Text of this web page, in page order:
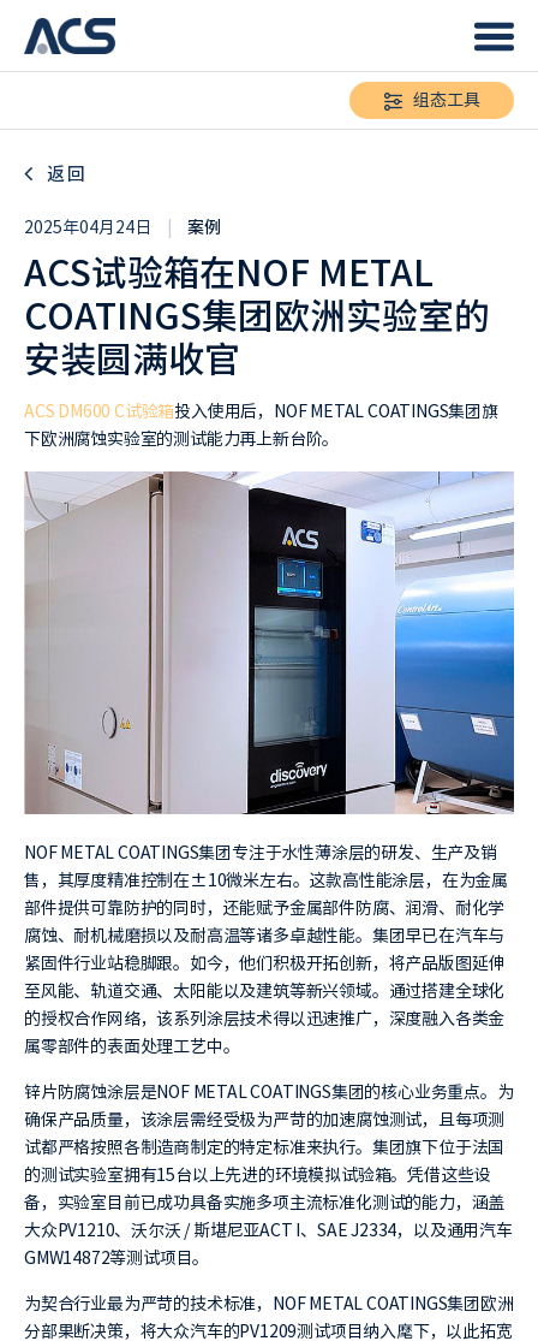
组态工具
返回
2025年04月24日 案例
ACS试验箱在NOF METAL
COATINGS集团欧洲实验室的
安装圆满收官
ACS DM600 C试验箱投入使用后，NOF METAL COATINGS集团旗
下欧洲腐蚀实验室的测试能力再上新台阶。
NOF METAL COATINGS集团专注于水性薄涂层的研发、生产及销
售，其厚度精准控制在±10微米左右。这款高性能涂层，在为金属
部件提供可靠防护的同时，还能赋予金属部件防腐、润滑、耐化学
腐蚀、耐机械磨损以及耐高温等诸多卓越性能。集团早已在汽车与
紧固件行业站稳脚跟。如今，他们积极开拓创新，将产品版图延伸
至风能、轨道交通、太阳能以及建筑等新兴领域。通过搭建全球化
的授权合作网络，该系列涂层技术得以迅速推广，深度融入各类金
属零部件的表面处理工艺中。
锌片防腐蚀涂层是NOF METAL COATINGS集团的核心业务重点。为
确保产品质量，该涂层需经受极为严苛的加速腐蚀测试，且每项测
试都严格按照各制造商制定的特定标准来执行。集团旗下位于法国
的测试实验室拥有15台以上先进的环境模拟试验箱。凭借这些设
备，实验室目前已成功具备实施多项主流标准化测试的能力，涵盖
大众PV1210、沃尔沃 / 斯堪尼亚ACT I、SAE J2334，以及通用汽车
GMW14872等测试项目。
为契合行业最为严苛的技术标准，NOF METAL COATINGS集团欧洲
分部果断决策，将大众汽车的PV1209测试项目纳入麾下，以此拓宽